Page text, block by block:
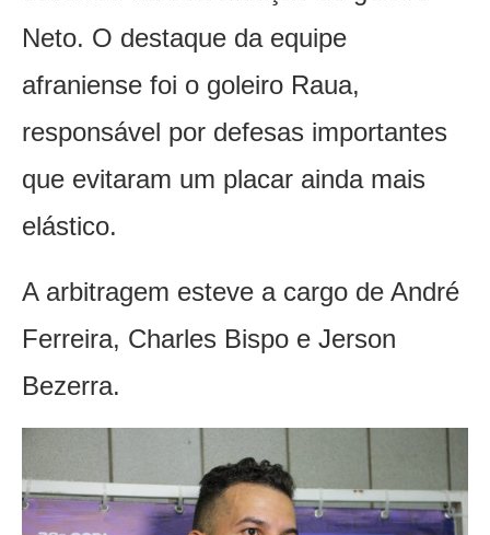
Neto. O destaque da equipe
afraniense foi o goleiro Raua,
responsável por defesas importantes
que evitaram um placar ainda mais
elástico.
A arbitragem esteve a cargo de André
Ferreira, Charles Bispo e Jerson
Bezerra.